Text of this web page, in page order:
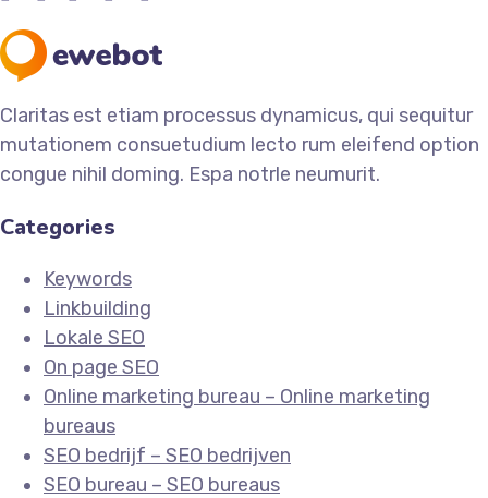
Claritas est etiam processus dynamicus, qui sequitur
mutationem consuetudium lecto rum eleifend option
congue nihil doming. Espa notrle neumurit.
Categories
Keywords
Linkbuilding
Lokale SEO
On page SEO
Online marketing bureau – Online marketing
bureaus
SEO bedrijf – SEO bedrijven
SEO bureau – SEO bureaus